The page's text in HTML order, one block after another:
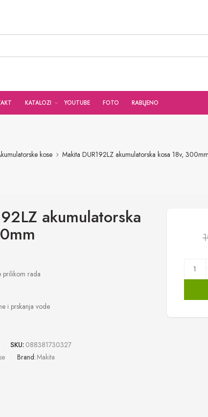
KATALOZI YOUTUBE FOTO RABLJENO
kose Makita DUR192LZ akumulatorska kosa 18v, 300mm
akumulatorska
prilikom rada
i prskanja vode
SKU: 088381730327
Brand:Makita